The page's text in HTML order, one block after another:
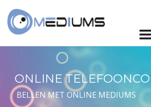
ONLINE
BELLEN MET ONLINE MEDIUMS